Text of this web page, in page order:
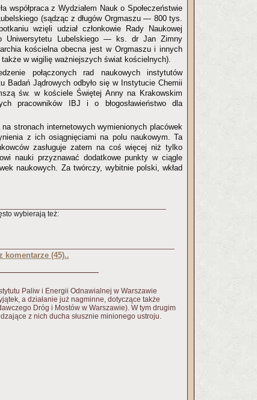
współpraca z Wydziałem Nauk o Społeczeństwie
(sądząc z długów Orgmaszu — 800 tys.
wzięli udział członkowie Rady Naukowej
Uniwersytetu Lubelskiego — ks. dr Jan Zimny
kościelna obecna jest w Orgmaszu i innych
w wigilię ważniejszych świat kościelnych).
połączonych rad naukowych instytutów
Badań Jądrowych odbyło się w Instytucie Chemii
św. w kościele Świętej Anny na Krakowskim
pracowników IBJ i o błogosławieństwo dla
stronach internetowych wymienionych placówek
z ich osiągnięciami na polu naukowym. Ta
zasługuje zatem na coś więcej niż tylko
nauki przyznawać dodatkowe punkty w ciągle
naukowych. Za twórczy, wybitnie polski, wkład
wybierają też:
komentarze (45)..
Paliw i Energii Odnawialnej w Warszawie
a działanie już nagminne, dotyczące także
Dróg i Mostów w Warszawie). W tym drugim
z nich ducha słusznie minionego ustroju.